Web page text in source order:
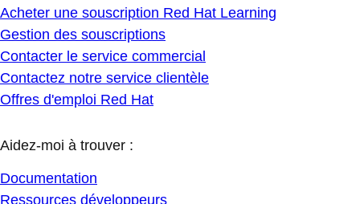
Acheter une souscription Red Hat Learning
Gestion des souscriptions
Contacter le service commercial
Contactez notre service clientèle
Offres d'emploi Red Hat
Aidez-moi à trouver :
Documentation
Ressources développeurs